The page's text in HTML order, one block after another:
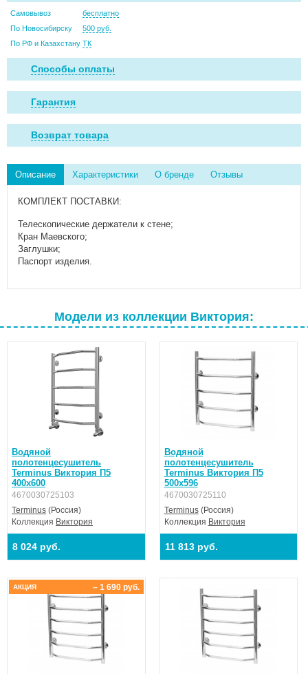
Самовывоз
бесплатно
По Новосибирску
500 руб.
По РФ и Казахстану ТК
Способы оплаты
Гарантия
Возврат товара
Описание Характеристики О бренде Отзывы
КОМПЛЕКТ ПОСТАВКИ:
Телескопические держатели к стене;
Кран Маевского;
Заглушки;
Паспорт изделия.
Модели из коллекции Виктория:
Водяной
полотенцесушитель
Terminus Виктория П5
400х600
4670030725103
Terminus (Россия)
Коллекция Виктория
8 024 руб.
Водяной
полотенцесушитель
Terminus Виктория П5
500х596
4670030725110
Terminus(Россия)
Коллекция Виктория
11 813 руб.
– 1 690 руб.
АКЦИЯ